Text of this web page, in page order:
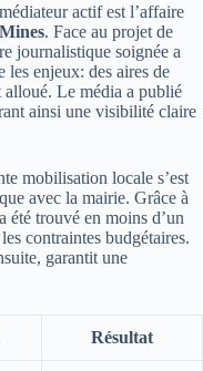
actif est l’affaire
. Face au projet de
journalistique soignée a
les enjeux: des aires de
alloué. Le média a publié
ainsi une visibilité claire
mobilisation locale s’est
avec la mairie. Grâce à
été trouvé en moins d’un
contraintes budgétaires.
garantit une
Résultat